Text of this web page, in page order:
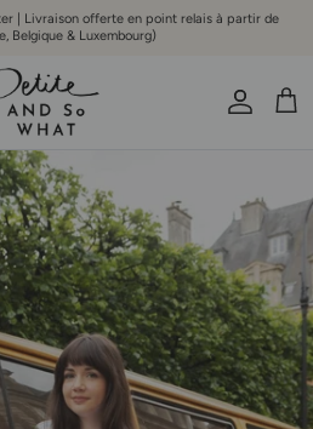
| Livraison offerte en point relais à partir de
Belgique & Luxembourg)
Compte